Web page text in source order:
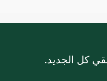
كل الجديد.